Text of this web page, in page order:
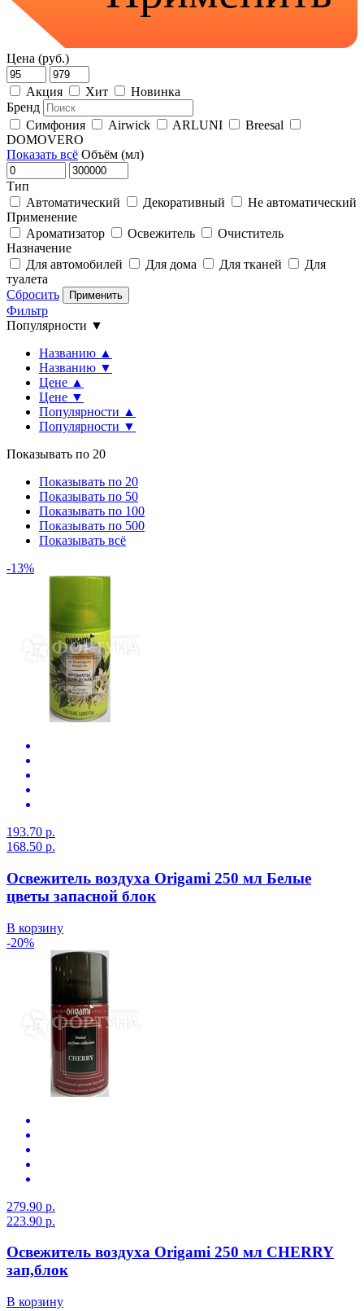
Цена (руб.)
Акция Хит
Новинка
Бренд
Симфония
Airwick ARLUNI
Breesal
DOMOVERO
Показать всё Объём (мл)
Тип
Автоматический
Декоративный
Не автоматический
Применение
Ароматизатор
Освежитель
Очиститель
Назначение
Для автомобилей
Для дома Для тканей
Для
туалета
Сбросить
Применить
Фильтр
Популярности ▼
Названию ▲
Названию ▼
Цене ▲
Цене ▼
Популярности ▲
Популярности ▼
Показывать по 20
Показывать по 20
Показывать по 50
Показывать по 100
Показывать по 500
Показывать всё
-13%
193.70 р.
168.50 р.
Освежитель воздуха Origami 250 мл Белые
цветы запасной блок
В корзину
-20%
279.90 р.
223.90 р.
Освежитель воздуха Origami 250 мл CHERRY
зап,блок
В корзину